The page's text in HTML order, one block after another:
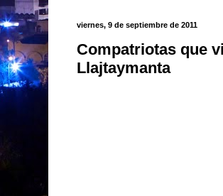
viernes, 9 de septiembre de 2011
Compatriotas que
Llajtaymanta